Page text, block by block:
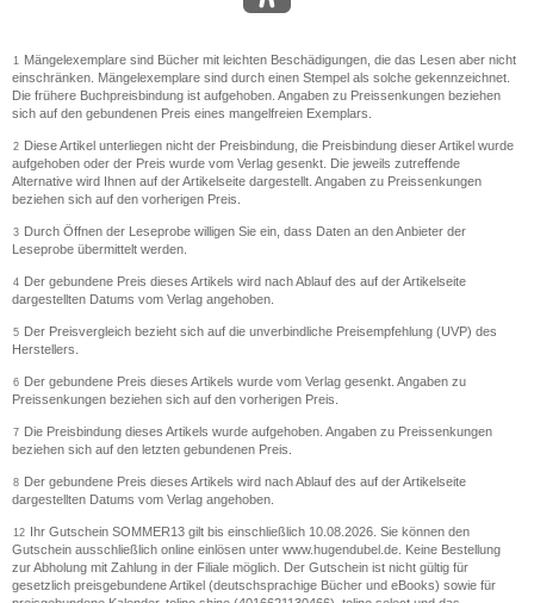
1
Mängelexemplare sind Bücher mit leichten Beschädigungen, die das Lesen aber nicht
einschränken. Mängelexemplare sind durch einen Stempel als solche gekennzeichnet.
Die frühere Buchpreisbindung ist aufgehoben. Angaben zu Preissenkungen beziehen
sich auf den gebundenen Preis eines mangelfreien Exemplars.
2 Diese Artikel unterliegen nicht der Preisbindung, die Preisbindung dieser Artikel wurde
aufgehoben oder der Preis wurde vom Verlag gesenkt. Die jeweils zutreffende
Alternative wird Ihnen auf der Artikelseite dargestellt. Angaben zu Preissenkungen
beziehen sich auf den vorherigen Preis.
3 Durch Öffnen der Leseprobe willigen Sie ein, dass Daten an den Anbieter der
Leseprobe übermittelt werden.
4 Der gebundene Preis dieses Artikels wird nach Ablauf des auf der Artikelseite
dargestellten Datums vom Verlag angehoben.
5 Der Preisvergleich bezieht sich auf die unverbindliche Preisempfehlung (UVP) des
Herstellers.
6 Der gebundene Preis dieses Artikels wurde vom Verlag gesenkt. Angaben zu
Preissenkungen beziehen sich auf den vorherigen Preis.
7 Die Preisbindung dieses Artikels wurde aufgehoben. Angaben zu Preissenkungen
beziehen sich auf den letzten gebundenen Preis.
8 Der gebundene Preis dieses Artikels wird nach Ablauf des auf der Artikelseite
dargestellten Datums vom Verlag angehoben.
12 Ihr Gutschein SOMMER13 gilt bis einschließlich 10.08.2026. Sie können den
Gutschein ausschließlich online einlösen unter www.hugendubel.de. Keine Bestellung
zur Abholung mit Zahlung in der Filiale möglich. Der Gutschein ist nicht gültig für
gesetzlich preisgebundene Artikel (deutschsprachige Bücher und eBooks) sowie für